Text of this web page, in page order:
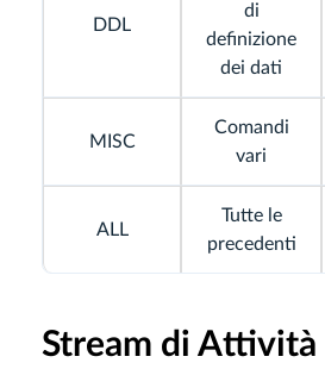
DDL
di
definizione
dei dati
MISC
Comandi
vari
ALL
Tutte le
precedenti
Stream di Attività